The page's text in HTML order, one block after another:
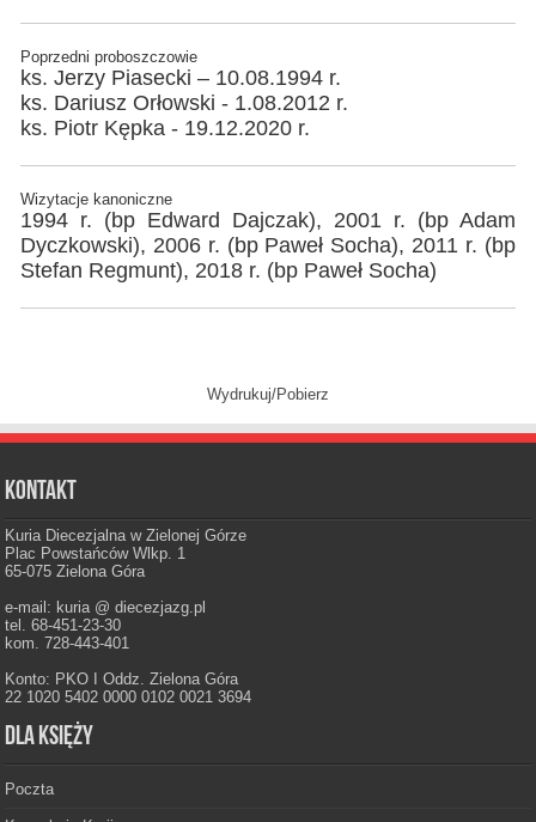
Poprzedni proboszczowie
ks. Jerzy Piasecki – 10.08.1994 r.
ks. Dariusz Orłowski - 1.08.2012 r.
ks. Piotr Kępka - 19.12.2020 r.
Wizytacje kanoniczne
1994 r. (bp Edward Dajczak), 2001 r. (bp Adam
Dyczkowski), 2006 r. (bp Paweł Socha), 2011 r. (bp
Stefan Regmunt), 2018 r. (bp Paweł Socha)
Wydrukuj/Pobierz
Kontakt
Kuria Diecezjalna w Zielonej Górze
Plac Powstańców Wlkp. 1
65-075 Zielona Góra
e-mail: kuria @ diecezjazg.pl
tel. 68-451-23-30
kom. 728-443-401
Konto: PKO I Oddz. Zielona Góra
22 1020 5402 0000 0102 0021 3694
Dla księży
Poczta